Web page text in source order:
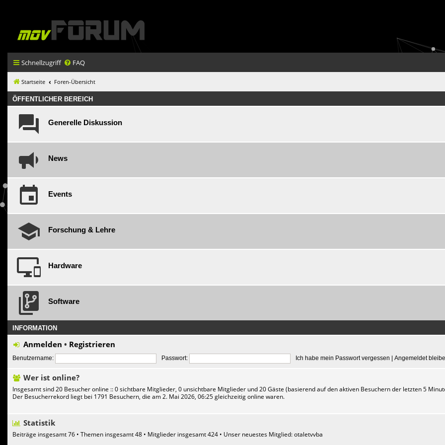
Schnellzugriff FAQ
Startseite Foren-Übersicht
ÖFFENTLICHER BEREICH
Generelle Diskussion
News
Events
Forschung & Lehre
Hardware
Software
INFORMATION
Anmelden • Registrieren
Benutzername: Passwort: Ich habe mein Passwort vergessen Angemeldet
Wer ist online?
Insgesamt sind20 Besucher online :: 0 sichtbare Mitglieder, 0 unsichtbare Mitglieder und 20 Gäste (basierend auf den aktiven Besuchern der letzten 5
Der Besucherrekord liegt bei 1791 Besuchern, die am 2. Mai 2026, 06:25 gleichzeitig online waren.
Statistik
Beiträge insgesamt76 • Themen insgesamt48 • Mitglieder insgesamt424 • Unser neuestes Mitglied:otaletvvba